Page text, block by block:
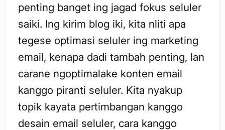
penting banget ing jagad fokus seluler
saiki. Ing kirim blog iki, kita nliti apa
tegese optimasi seluler ing marketing
email, kenapa dadi tambah penting, lan
carane ngoptimalake konten email
kanggo piranti seluler. Kita nyakup
topik kayata pertimbangan kanggo
desain email seluler, cara kanggo